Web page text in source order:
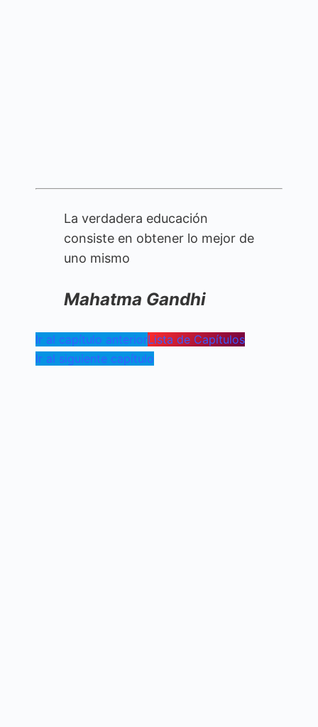
La verdadera educación
consiste en obtener lo mejor de
uno mismo
Mahatma Gandhi
Ir al capítulo anteriorLista de Capítulos
Ir al siguiente capítulo